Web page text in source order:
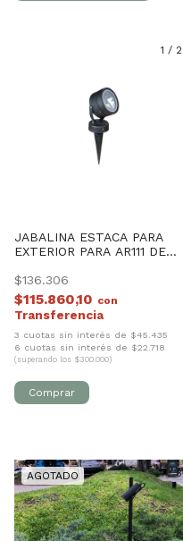
1 / 2
JABALINA ESTACA PARA
EXTERIOR PARA AR111 DE
$136.306
$115.860,10 con
3 cuotas sin interés de $45.435
6 cuotas sin interés de $22.718
(superando los $300.000)
1/3